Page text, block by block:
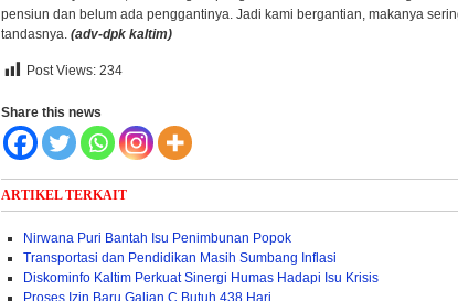
pensiun dan belum ada penggantinya. Jadi kami bergantian, makanya
tandasnya. (adv-dpk kaltim)
Post Views: 234
Share this news
ARTIKEL TERKAIT
Nirwana Puri Bantah Isu Penimbunan Popok
Transportasi dan Pendidikan Masih Sumbang Inflasi
Diskominfo Kaltim Perkuat Sinergi Humas Hadapi Isu Krisis
Proses Izin Baru Galian C Butuh 438 Hari